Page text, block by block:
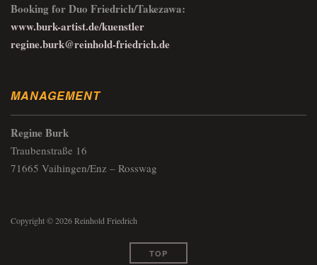
Booking for Duo Friedrich/Takezawa:
www.burk-artist.de/kuenstler
regine.burk@reinhold-friedrich.de
MANAGEMENT
Regine Burk
Traubenstraße 16
71665 Vaihingen/Enz – Rosswag
Copyright © 2026 Reinhold Friedrich
TOP